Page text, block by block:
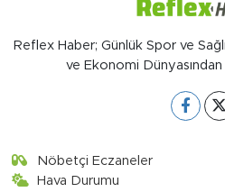
Reflex Haber; Günlük Spor ve
ve Ekonomi
Nöbetçi Eczaneler
Hava Durumu